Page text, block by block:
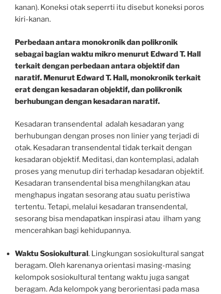
kanan). Koneksi otak seperrti itu disebut koneksi poros
kiri-kanan.
Perbedaan antara monokronik dan polikronik
sebagai bagian waktu mikro menurut Edward T. Hall
terkait dengan perbedaan antara objektif dan
naratif. Menurut Edward T. Hall, monokronik terkait
erat dengan kesadaran objektif, dan polikronik
berhubungan dengan kesadaran naratif.
Kesadaran transendental adalah kesadaran yang
berhubungan dengan proses non linier yang terjadi di
otak. Kesadaran transendental tidak terkait dengan
kesadaran objektif. Meditasi, dan kontemplasi, adalah
proses yang menutup diri terhadap kesadaran objektif.
Kesadaran transendental bisa menghilangkan atau
menghapus ingatan sesorang atau suatu peristiwa
tertentu. Tetapi, melalui kesadaran transendental,
sesorang bisa mendapatkan inspirasi atau ilham yang
mencerahkan bagi kehidupannya.
Waktu Sosiokultural. Lingkungan sosiokultural sangat
beragam. Oleh karenanya orientasi masing-masing
kelompok sosiokultural tentang waktu juga sangat
beragam. Ada kelompok yang berorientasi pada masa